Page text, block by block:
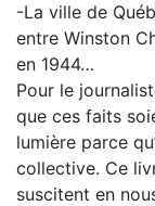
-La ville de
entre Winston
en 1944…
Pour le
que ces faits
lumière parce
collective. Ce
suscitent en